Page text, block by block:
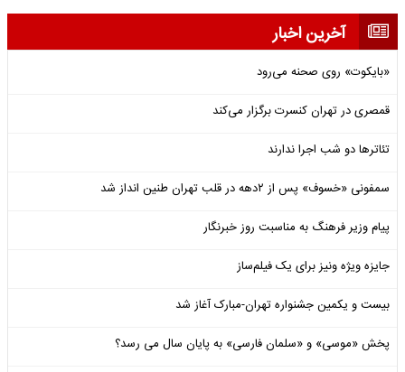
آخرین اخبار
«بایکوت» روی صحنه می‌رود
قمصری در تهران کنسرت برگزار می‌کند
تئاترها دو شب اجرا ندارند
سمفونی «خسوف» پس از ۲دهه در قلب تهران طنین انداز شد
پیام وزیر فرهنگ به مناسبت روز خبرنگار
جایزه ویژه ونیز برای یک فیلم‌ساز
بیست و یکمین جشنواره تهران-مبارک آغاز شد
پخش «موسی» و «سلمان فارسی» به پایان سال می رسد؟